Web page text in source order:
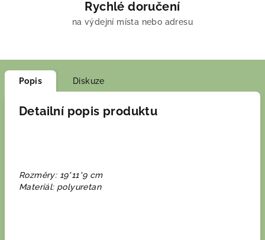
Rychlé doručení
na výdejní místa nebo adresu
Popis Diskuze
Detailní popis produktu
Rozměry: 19*11*9 cm
Materiál: polyuretan